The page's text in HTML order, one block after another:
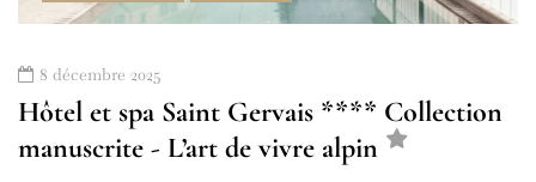
8 décembre 2025
Hôtel et spa Saint Gervais **** Collection
manuscrite - L’art de vivre alpin